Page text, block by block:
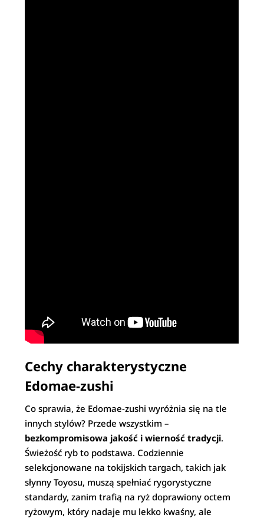
Cechy charakterystyczne
Edomae-zushi
Co sprawia, że Edomae-zushi wyróżnia się na tle
innych stylów? Przede wszystkim –
bezkompromisowa jakość i wierność tradycji.
Świeżość ryb to podstawa. Codziennie
selekcjonowane na tokijskich targach, takich jak
słynny Toyosu, muszą spełniać rygorystyczne
standardy, zanim trafią na ryż doprawiony octem
ryżowym, który nadaje mu lekko kwaśny, ale